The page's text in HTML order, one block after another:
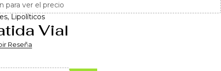
para ver el precio
, Lipolíticos
Vial
Reseña